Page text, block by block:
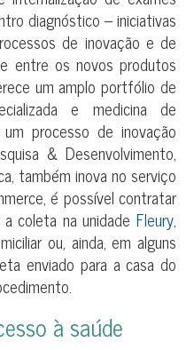
diagnóstico – iniciativas
de inovação e de
entre os novos produtos
um amplo portfólio de
e medicina de
processo de inovação
& Desenvolvimento,
também inova no serviço
é possível contratar
coleta na unidade Fleury,
ou, ainda, em alguns
enviado para a casa do
à saúde